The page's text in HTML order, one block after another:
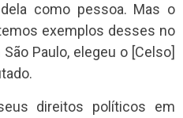
como pessoa. Mas o
exemplos desses no
Paulo, elegeu o [Celso]
direitos políticos em